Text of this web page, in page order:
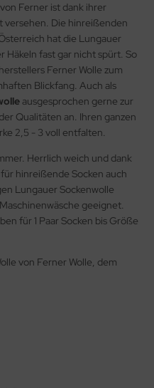
Ferner ist dank ihrer
versehen. Die hinreißenden
hat die Lungauer
Häkeln fast gar nicht spürt. So
Ferner Wolle zum
Blickfang. Auch als
ausgesprochen gerne zur
Qualitäten an. Ihren ganzen
2,5 - 3 voll entfalten.
Herrlich weich und dank
hinreißende Socken auch
Lungauer Sockenwolle
geeignet.
für 1 Paar Socken bis Größe
von Ferner Wolle, dem